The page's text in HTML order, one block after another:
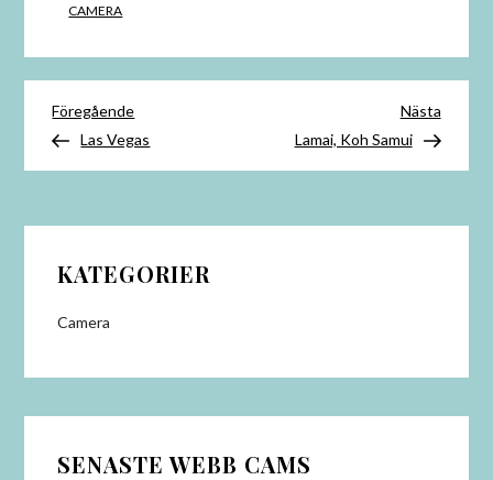
CAMERA
Inläggsnavigering
Föregående
inlägg
Föregående
Las Vegas
Nästa
inlägg
Nästa
Lamai, Koh Samui
KATEGORIER
Camera
SENASTE WEBB CAMS